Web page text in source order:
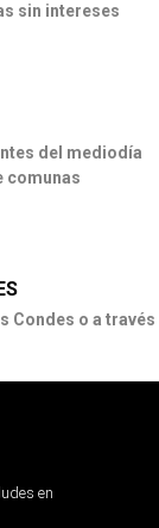
sin intereses
del mediodía
comunas
Condes o a través
en